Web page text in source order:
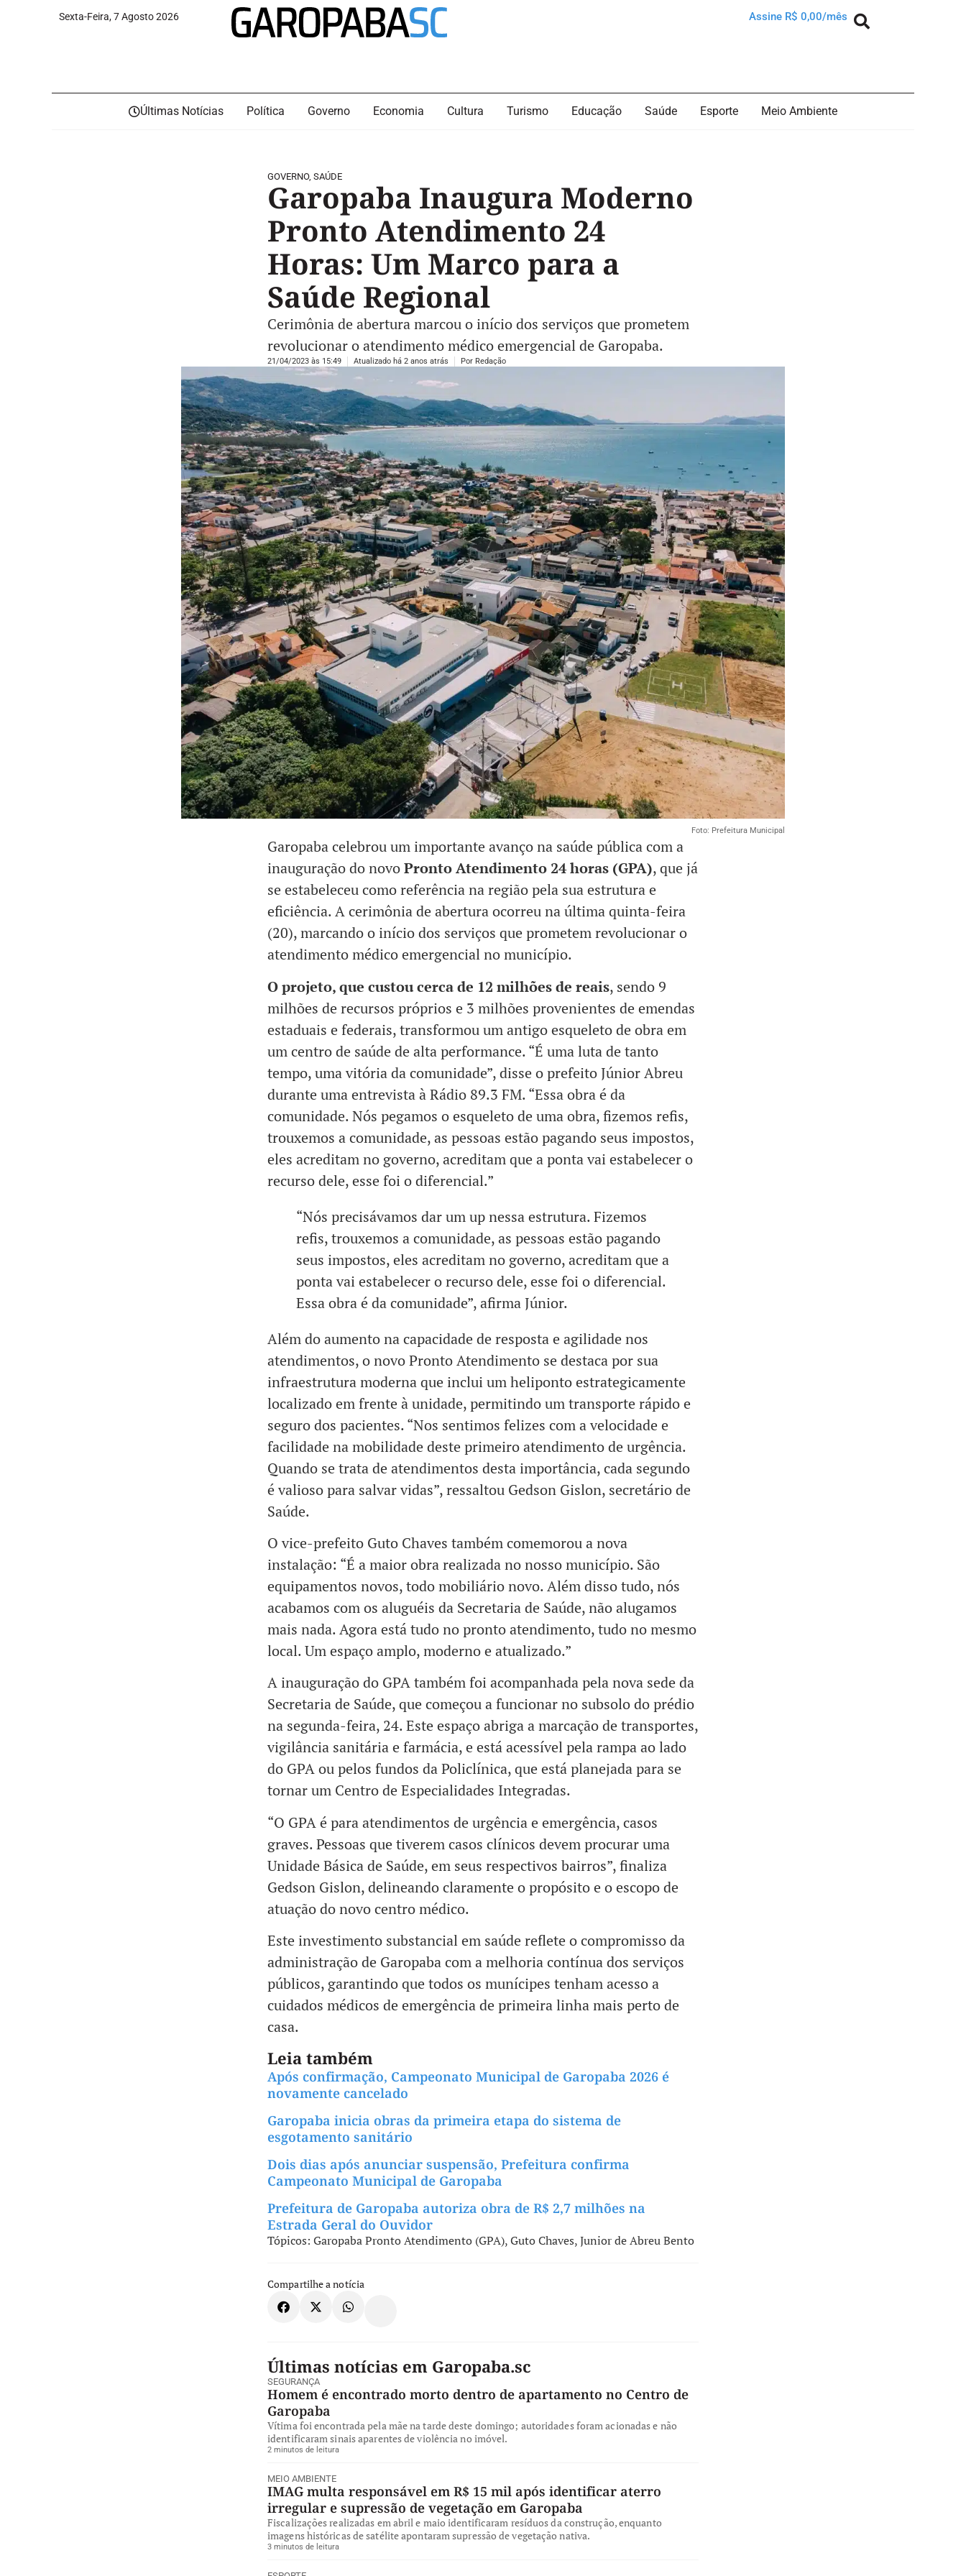
Sexta-Feira, 7 Agosto 2026 Assine R$ 0,00/mês
Últimas Notícias Política Governo Economia Cultura Turismo Educação Saúde Esporte Meio Ambiente
GOVERNO, SAÚDE
Garopaba Inaugura Moderno
Pronto Atendimento 24
Horas: Um Marco para a
Saúde Regional
Cerimônia de abertura marcou o início dos serviços que prometem
revolucionar o atendimento médico emergencial de Garopaba.
21/04/2023 às 15:49 Atualizado há 2 anos atrás Por Redação
Foto: Prefeitura Municipal
Garopaba celebrou um importante avanço na saúde pública com a
inauguração do novoPronto Atendimento 24 horas (GPA), que já
se estabeleceu como referência na região pela sua estrutura e
eficiência. A cerimônia de abertura ocorreu na última quinta-feira
(20), marcando o início dos serviços que prometem revolucionar o
atendimento médico emergencial no município.
O projeto, que custou cerca de 12 milhões de reais, sendo 9
milhões de recursos próprios e 3 milhões provenientes de emendas
estaduais e federais, transformou um antigo esqueleto de obra em
um centro de saúde de alta performance. “É uma luta de tanto
tempo, uma vitória da comunidade”, disse o prefeito Júnior Abreu
durante uma entrevista à Rádio 89.3 FM. “Essa obra é da
comunidade. Nós pegamos o esqueleto de uma obra, fizemos refis,
trouxemos a comunidade, as pessoas estão pagando seus impostos,
eles acreditam no governo, acreditam que a ponta vai estabelecer o
recurso dele, esse foi o diferencial.”
“Nós precisávamos dar um up nessa estrutura. Fizemos
refis, trouxemos a comunidade, as pessoas estão pagando
seus impostos, eles acreditam no governo, acreditam que a
ponta vai estabelecer o recurso dele, esse foi o diferencial.
Essa obra é da comunidade”, afirma Júnior.
Além do aumento na capacidade de resposta e agilidade nos
atendimentos, o novo Pronto Atendimento se destaca por sua
infraestrutura moderna que inclui um heliponto estrategicamente
localizado em frente à unidade, permitindo um transporte rápido e
seguro dos pacientes. “Nos sentimos felizes com a velocidade e
facilidade na mobilidade deste primeiro atendimento de urgência.
Quando se trata de atendimentos desta importância, cada segundo
é valioso para salvar vidas”, ressaltou Gedson Gislon, secretário de
Saúde.
O vice-prefeito Guto Chaves também comemorou a nova
instalação: “É a maior obra realizada no nosso município. São
equipamentos novos, todo mobiliário novo. Além disso tudo, nós
acabamos com os aluguéis da Secretaria de Saúde, não alugamos
mais nada. Agora está tudo no pronto atendimento, tudo no mesmo
local. Um espaço amplo, moderno e atualizado.”
A inauguração do GPA também foi acompanhada pela nova sede da
Secretaria de Saúde, que começou a funcionar no subsolo do prédio
na segunda-feira, 24. Este espaço abriga a marcação de transportes,
vigilância sanitária e farmácia, e está acessível pela rampa ao lado
do GPA ou pelos fundos da Policlínica, que está planejada para se
tornar um Centro de Especialidades Integradas.
“O GPA é para atendimentos de urgência e emergência, casos
graves. Pessoas que tiverem casos clínicos devem procurar uma
Unidade Básica de Saúde, em seus respectivos bairros”, finaliza
Gedson Gislon, delineando claramente o propósito e o escopo de
atuação do novo centro médico.
Este investimento substancial em saúde reflete o compromisso da
administração de Garopaba com a melhoria contínua dos serviços
públicos, garantindo que todos os munícipes tenham acesso a
cuidados médicos de emergência de primeira linha mais perto de
casa.
Leia também
Após confirmação, Campeonato Municipal de Garopaba 2026 é
novamente cancelado
Garopaba inicia obras da primeira etapa do sistema de
esgotamento sanitário
Dois dias após anunciar suspensão, Prefeitura confirma
Campeonato Municipal de Garopaba
Prefeitura de Garopaba autoriza obra de R$ 2,7 milhões na
Estrada Geral do Ouvidor
Tópicos: Garopaba Pronto Atendimento (GPA),Guto Chaves,Junior de Abreu Bento
Compartilhe a notícia
Últimas notícias em Garopaba.sc
SEGURANÇA
Homem é encontrado morto dentro de apartamento no Centro de
Garopaba
Vítima foi encontrada pela mãe na tarde deste domingo; autoridades foram acionadas e não
identificaram sinais aparentes de violência no imóvel.
2 minutos de leitura
MEIO AMBIENTE
IMAG multa responsável em R$ 15 mil após identificar aterro
irregular e supressão de vegetação em Garopaba
Fiscalizações realizadas em abril e maio identificaram resíduos da construção, enquanto
imagens históricas de satélite apontaram supressão de vegetação nativa.
3 minutos de leitura